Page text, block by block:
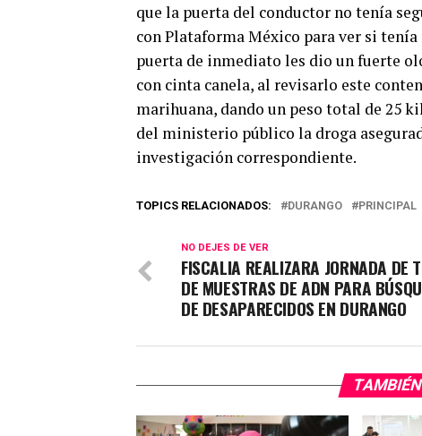
que la puerta del conductor no tenía
con Plataforma México para ver si
puerta de inmediato les dio un fuerte
con cinta canela, al revisarlo este
marihuana, dando un peso total de 25
del ministerio público la droga
investigación correspondiente.
TOPICS RELACIONADOS: DURANGO PRINCIPAL
NO DEJES DE VER
FISCALIA REALIZARA JORNADA DE
DE MUESTRAS DE ADN PARA
DE DESAPARECIDOS EN DURANGO